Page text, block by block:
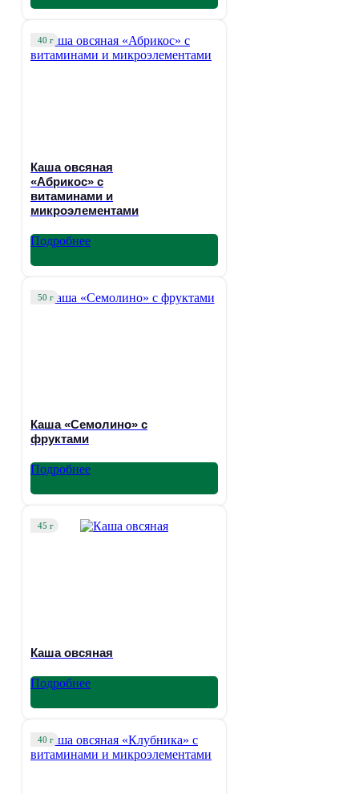
40 г
Каша овсяная
«Абрикос» с
витаминами и
микроэлементами
Подробнее
50 г
Каша «Семолино» с
фруктами
Подробнее
45 г
Каша овсяная
Подробнее
40 г